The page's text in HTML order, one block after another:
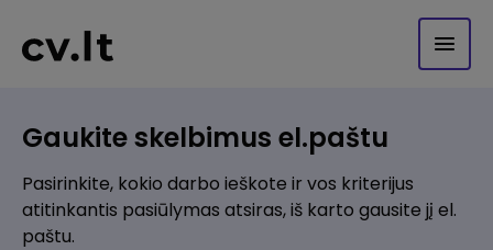
Gaukite skelbimus el.paštu
Pasirinkite, kokio darbo ieškote ir vos kriterijus
atitinkantis pasiūlymas atsiras, iš karto gausite jį el.
paštu.